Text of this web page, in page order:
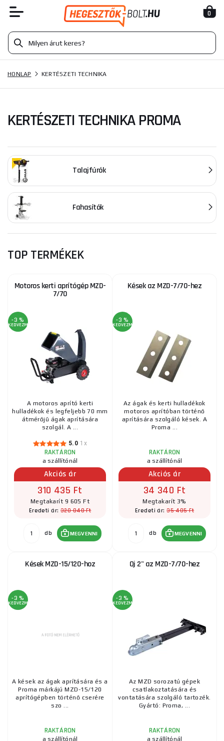
0
HONLAP KERTÉSZETI TECHNIKA
KERTÉSZETI TECHNIKA PROMA
Talajfúrók
Fahasítók
TOP TERMÉKEK
Motoros kerti aprítógép MZD-
7/70
-3 %
KEDVEZMÉNY
A motoros aprító kerti
hulladékok és legfeljebb 70 mm
átmérőjű ágak aprítására
szolgál. A ...
5.0 1x
RAKTÁRON
a szállítónál
Akciós ár
310 435 Ft
Megtakarít 9 605 Ft
Eredeti ár: 320 040 Ft
db MEGVENNI
Kések az MZD-7/70-hez
-3 %
KEDVEZMÉNY
Az ágak és kerti hulladékok
motoros aprítóban történő
aprítására szolgáló kések. A
Proma ...
RAKTÁRON
a szállítónál
Akciós ár
34 340 Ft
Megtakarít 3%
Eredeti ár:35 405 Ft
db MEGVENNI
Kések MZD-15/120-hoz
-3 %
KEDVEZMÉNY
A kések az ágak aprítására és a
Proma márkájú MZD-15/120
aprítógépben történő cserére
szo ...
RAKTÁRON
a szállítónál
Oj 2" az MZD-7/70-hez
-3 %
KEDVEZMÉNY
Az MZD sorozatú gépek
csatlakoztatására és
vontatására szolgáló tartozék.
Gyártó: Proma, ...
RAKTÁRON
a szállítónál